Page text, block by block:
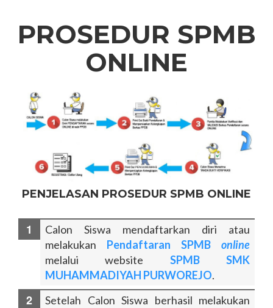
PROSEDUR SPMB
ONLINE
PENJELASAN PROSEDUR SPMB ONLINE
Calon Siswa mendaftarkan diri atau
melakukan Pendaftaran SPMB online
melalui website SPMB SMK
MUHAMMADIYAH PURWOREJO.
Setelah Calon Siswa berhasil melakukan